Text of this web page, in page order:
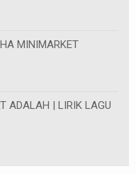
MINIMARKET
ADALAH | LIRIK LAGU